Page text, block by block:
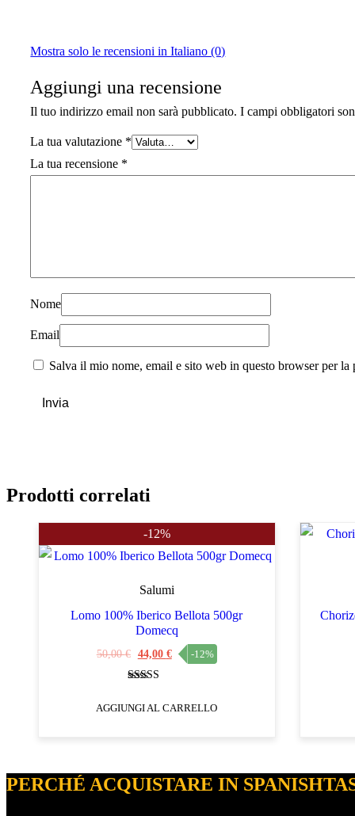
Mostra solo le recensioni in Italiano (0)
Aggiungi una recensione
Il tuo indirizzo email non sarà pubblicato. I campi obbligatori
La tua valutazione *
La tua recensione *
Nome
Email
Salva il mio nome, email e sito web in questo browser per la
Prodotti correlati
-12%
Salumi
Lomo 100% Iberico Bellota 500gr
Domecq
50,00€ Il
prezzo
era:
44,00 €Il
è:
-12%
su 5
AGGIUNGI AL CARRELLO
PERCHÉ ACQUISTARE IN